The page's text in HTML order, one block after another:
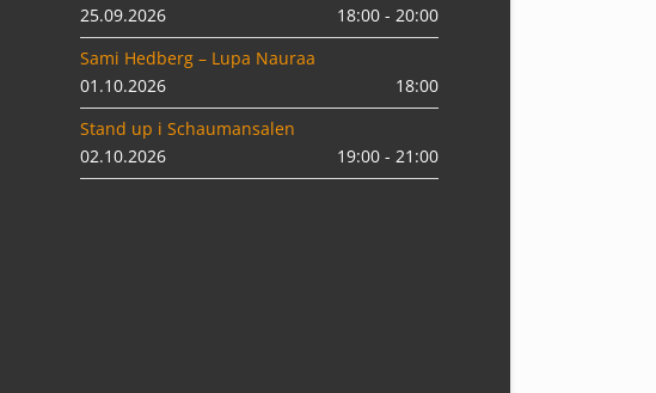
25.09.2026
18:00 - 20:00
Sami Hedberg – Lupa Nauraa
01.10.2026
18:00
Stand up i Schaumansalen
02.10.2026
19:00 - 21:00